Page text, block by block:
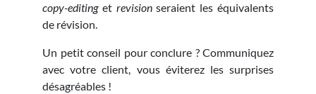
copy-editinget revisionseraient les équivalents
de révision.
Un petit conseil pour conclure ? Communiquez
avec votre client, vous éviterez les surprises
désagréables !